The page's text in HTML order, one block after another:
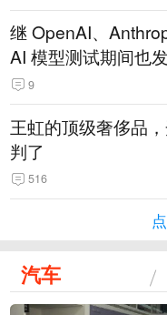
继 OpenAI、
AI 模型测试期间也
9
王虹的顶级奢侈品
判了
516
汽车